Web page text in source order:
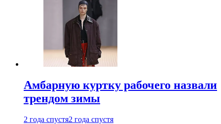
Амбарную куртку рабочего назвали
трендом зимы
2 года спустя2 года спустя